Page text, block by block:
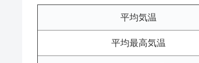
平均気温
平均最高気温